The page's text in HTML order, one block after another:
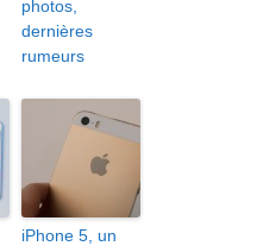
photos,
dernières
rumeurs
iPhone 5, un